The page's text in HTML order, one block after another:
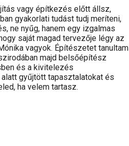
vagy építkezés előtt állsz,
gyakorlati tudást tudj meríteni,
ne nyűg, hanem egy izgalmas
saját magad tervezője légy az
vagyok. Építészetet tanultam
majd belsőépítész
és a kivitelezés
gyűjtött tapasztalatokat és
ha velem tartasz.